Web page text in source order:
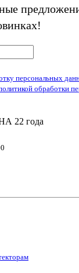
персональных
обработки